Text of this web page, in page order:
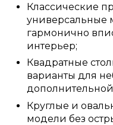
Классические
универсальные
гармонично
интерьер;
Квадратные
варианты для
дополнительной
Круглые и
модели без